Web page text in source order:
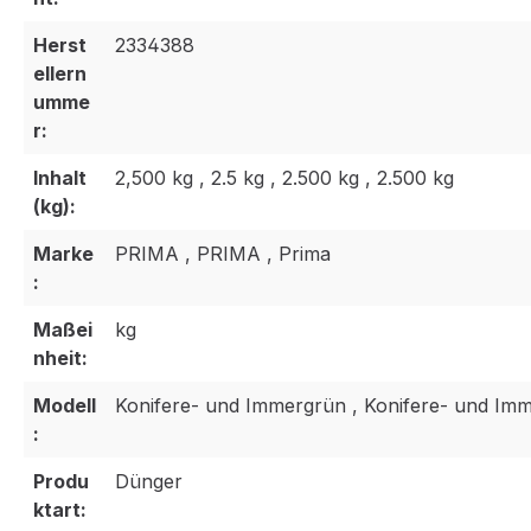
Herst
ellern
umme
r:
2334388
Inhalt
(kg):
2,500 kg , 2.5 kg , 2.500 kg , 2.500 kg
Marke
:
PRIMA , PRIMA , Prima
Maßei
nheit:
kg
Modell
:
Konifere- und Immergrün , Konifere- und
Produ
ktart:
Dünger